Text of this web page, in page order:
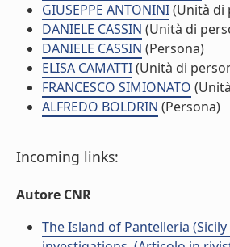
GIUSEPPE ANTONINI(Unità di
DANIELE CASSIN (Unità di
DANIELE CASSIN (Persona)
ELISA CAMATTI(Unità di
FRANCESCO SIMIONATO
ALFREDO BOLDRIN (Persona)
Incoming links:
Autore CNR
The Island of Pantelleria